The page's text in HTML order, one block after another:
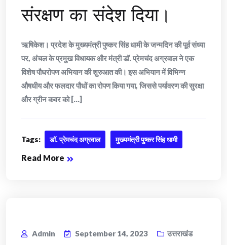
संरक्षण का संदेश दिया।
ऋषिकेश। प्रदेश के मुख्यमंत्री पुष्कर सिंह धामी के जन्मदिन की पूर्व संध्या
पर, अंचल के प्रमुख विधायक और मंत्री डॉ. प्रेमचंद अग्रवाल ने एक
विशेष पौधरोपण अभियान की शुरुआत की। इस अभियान में विभिन्न
औषधीय और फलदार पौधों का रोपण किया गया, जिससे पर्यावरण की सुरक्षा
और ग्रीन कवर को [...]
Tags: डॉ. प्रेमचंद अग्रवाल मुख्यमंत्री पुष्कर सिंह धामी
Read More
Admin September 14, 2023 उत्तराखंड